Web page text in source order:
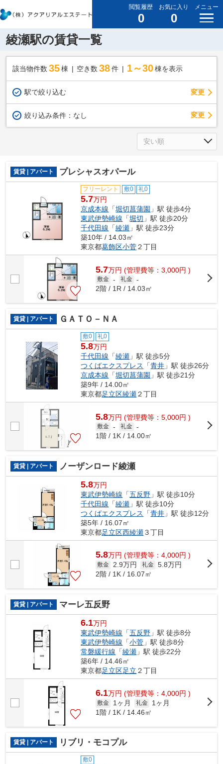
閲覧履歴
0
お気に入り
0
メニュー
綾瀬駅の賃貸一覧
該当物件数 35棟 空き数 38 件 1～30 棟を表示
駅で絞り込む 変更
絞り込み条件： なし 変更
賃貸 | アパート プレシャスオパール
フリーレント 敷0 礼0
5.7万円
京成本線 「堀切菖蒲園 」駅 徒歩4分
東武伊勢崎線 「堀切 」駅 徒歩20分
千代田線 「綾瀬 」駅 徒歩23分
築10年 / 14.03㎡
東京都葛飾区小菅２丁目
5.7万円 (管理費等：3,000円 )
敷金 - 礼金 -
2階 / 1R / 14.03㎡
賃貸 | アパート ＧＡＴＯ－ＮＡ
敷0 礼0
5.8万円
千代田線 「綾瀬 」駅 徒歩5分
つくばエクスプレス
「青井 」駅 徒歩26分
京成本線 「堀切菖蒲園 」駅 徒歩21分
築9年 / 14.00㎡
東京都足立区綾瀬２丁目
5.8万円 (管理費等：5,000円 )
敷金 - 礼金 -
1階 / 1K / 14.00㎡
賃貸 | アパート ノーザンロード綾瀬
5.8万円
東武伊勢崎線 「五反野 」駅 徒歩10分
千代田線 「綾瀬 」駅 徒歩10分
つくばエクスプレス
「青井 」駅 徒歩12分
築5年 / 16.07㎡
東京都足立区西綾瀬３丁目
5.8万円 (管理費等：4,000円 )
敷金 2.9万円 礼金 5.8万円
2階 / 1K / 16.07㎡
賃貸 | アパート マーレ五反野
6.1万円
東武伊勢崎線 「五反野 」駅 徒歩8分
東武伊勢崎線 「小菅 」駅 徒歩8分
常磐緩行線 「綾瀬 」駅 徒歩22分
築6年 / 14.46㎡
東京都足立区足立 ２丁目
6.1万円 (管理費等：4,000円 )
敷金 1ヶ月 礼金
1ヶ月
1階 / 1K / 14.46㎡
賃貸 | アパート リブリ・モコプル
敷0